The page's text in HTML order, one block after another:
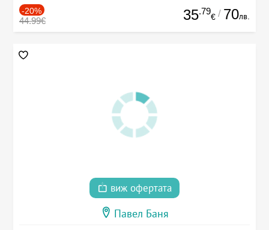
-20%
44.99€ 35.79
€ / 70лв.
виж офертата
Павел Баня